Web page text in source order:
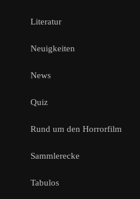
Literatur
Neuigkeiten
News
Quiz
Rund um den Horrorfilm
Sammlerecke
Tabulos